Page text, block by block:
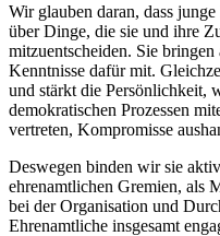
Wir glauben daran, dass
über Dinge, die sie und ihre
mitzuentscheiden. Sie
Kenntnisse dafür mit.
und stärkt die Persönlichkeit,
demokratischen Prozessen
vertreten, Kompromisse
Deswegen binden wir sie
ehrenamtlichen Gremien, als
bei der Organisation und
Ehrenamtliche insgesamt